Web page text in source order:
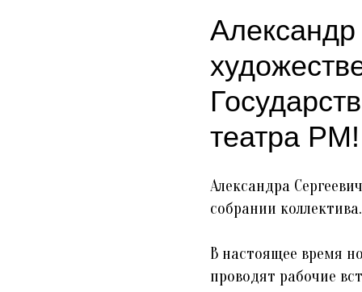
театра РМ!
Александра
собрании коллектива.
В настоящее время
проводят рабочие